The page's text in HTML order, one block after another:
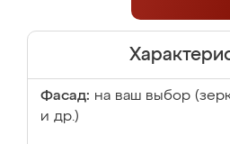
Фасад: на ваш выбор
и др.)